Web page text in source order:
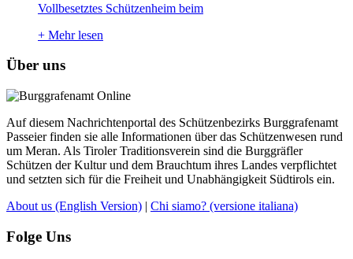
Vollbesetztes Schützenheim beim
+ Mehr lesen
Über uns
Auf diesem Nachrichtenportal des Schützenbezirks Burggrafenamt
Passeier finden sie alle Informationen über das Schützenwesen rund
um Meran. Als Tiroler Traditionsverein sind die Burggräfler
Schützen der Kultur und dem Brauchtum ihres Landes verpflichtet
und setzten sich für die Freiheit und Unabhängigkeit Südtirols ein.
About us (English Version) | Chi siamo? (versione italiana)
Folge Uns